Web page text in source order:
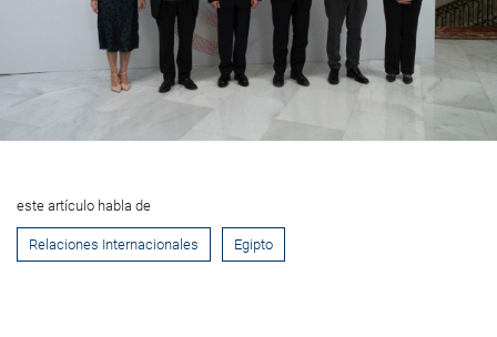
este artículo habla de
Relaciones Internacionales Egipto